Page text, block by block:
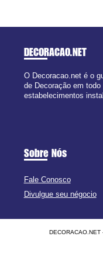
DECORACAO.NET
O Decoracao.net é o
de Decoração em
estabelecimentos
Sobre Nós
Fale Conosco
Divulgue seu négocio
DECORACAO.NET